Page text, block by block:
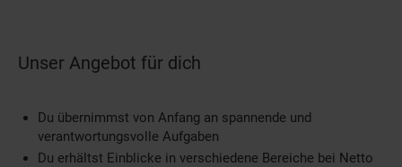
Unser Angebot für dich
Du übernimmst von Anfang an spannende und
verantwortungsvolle Aufgaben
Du erhältst Einblicke in verschiedene Bereiche bei Netto